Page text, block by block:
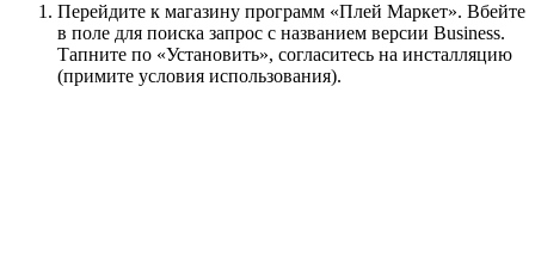
Перейдите к магазину программ «Плей Маркет». Вбейте
в поле для поиска запрос с названием версии Business.
Тапните по «Установить», согласитесь на инсталляцию
(примите условия использования).